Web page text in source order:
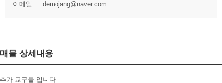
이메일 :
demojang@naver.com
매물 상세내용
추가 교구들 입니다